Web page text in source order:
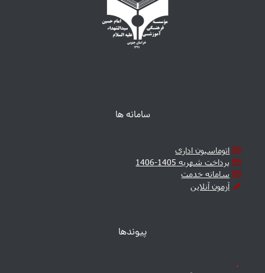
سامانه ها
اتوماسیون اداری
پرداخت شهریه 1405-1406
سامانه خدمت
آزمون آنلاین
پیوندها